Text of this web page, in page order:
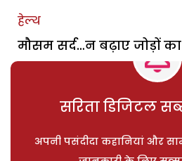
हेल्थ
मौसम सर्द…न बढ़ाए जोड़ों
सरिता डिजिटल
अपनी पसंदीदा कहानियां और